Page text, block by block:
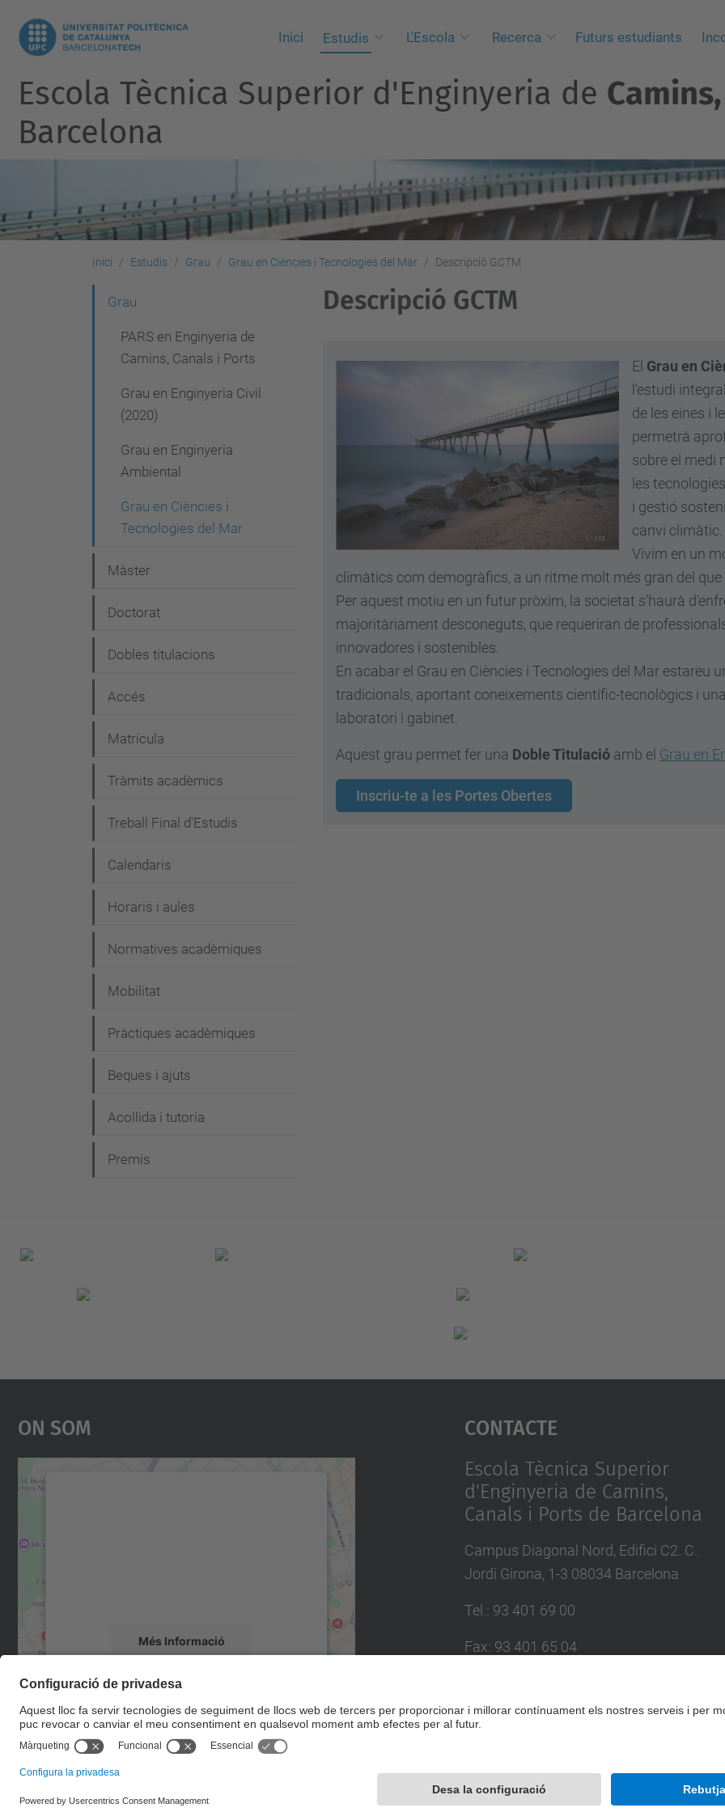
Inici Estudis L'Escola Recerca Futurs estudiants
Escola Tècnica Superior d'Enginyeria de
Barcelona
Inici Estudis Grau Grau en Ciències i Tecnologies del Mar Descripció GCTM
Descripció GCTM
El Grau en
l'estudi
de les eines i
permetrà
sobre el medi
les
i gestió
canvi climàtic.
Vivim en un
climàtics com demogràfics, a un ritme molt més gran del
Per aquest motiu en un futur pròxim, la societat s'haurà
majoritàriament desconeguts, que requeriran de
innovadores i sostenibles.
En acabar el Grau en Ciències i Tecnologies del Mar estareu
tradicionals, aportant coneixements científic-tecnològics i
laboratori i gabinet.
Aquest grau permet fer una Doble Titulació amb el Grau en
Inscriu-te a les Portes Obertes
Grau
PARS en Enginyeria de
Camins, Canals i Ports
Grau en Enginyeria Civil
(2020)
Grau en Enginyeria
Ambiental
Grau en Ciències i
Tecnologies del Mar
Màster
Doctorat
Dobles titulacions
Accés
Matrícula
Tràmits acadèmics
Treball Final d'Estudis
Calendaris
Horaris i aules
Normatives acadèmiques
Mobilitat
Pràctiques acadèmiques
Beques i ajuts
Acollida i tutoria
Premis
On Som
Més Informació
Accepta
powered byUsercentrics Consent
Management Platform
Contacte
Escola Tècnica Superior
d'Enginyeria de Camins,
Canals i Ports de Barcelona
Campus Diagonal Nord, Edifici C2. C.
Jordi Girona, 1-3 08034 Barcelona
Tel.: 93 401 69 00
Fax: 93 401 65 04
Formulari de contacte
© UPCEscola Tècnica Superior d'Enginyers de Camins, Canals i
Desenvolupat amb Mapa del lloc